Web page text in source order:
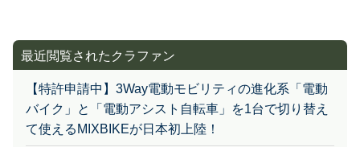
最近閲覧されたクラファン
【特許申請中】3Way電動モビリティの進化系「電動
バイク」と「電動アシスト自転車」を1台で切り替え
て使えるMIXBIKEが日本初上陸！